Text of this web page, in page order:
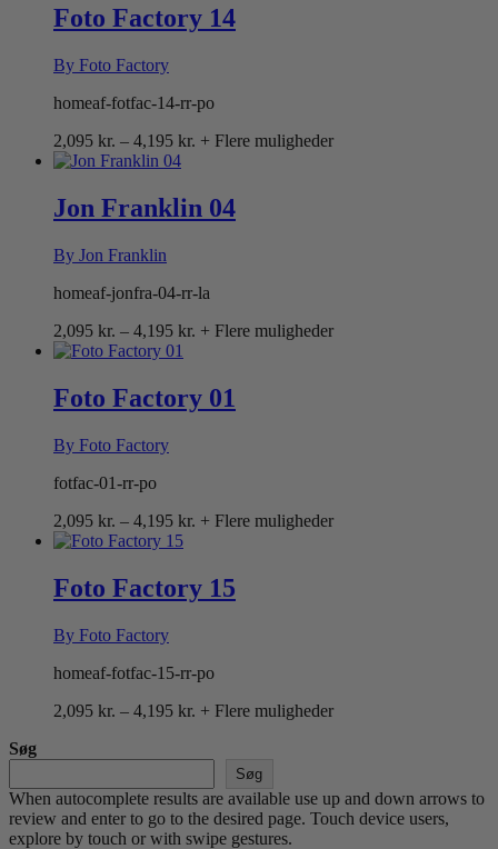
Foto Factory 14
By Foto Factory
homeaf-fotfac-14-rr-po
2,095 kr. – 4,195 kr. Prisinterval:
4,195 kr.
+ Flere muligheder
Jon Franklin 04
By Jon Franklin
homeaf-jonfra-04-rr-la
2,095 kr. – 4,195 kr. Prisinterval:
4,195 kr.
+ Flere muligheder
Foto Factory 01
By Foto Factory
fotfac-01-rr-po
2,095 kr. – 4,195 kr. Prisinterval:
4,195 kr.
+ Flere muligheder
Foto Factory 15
By Foto Factory
homeaf-fotfac-15-rr-po
2,095 kr. – 4,195 kr. Prisinterval:
4,195 kr.
+ Flere muligheder
Søg
Søg
When autocomplete results are available use up and down arrows to
review and enter to go to the desired page. Touch device users,
explore by touch or with swipe gestures.